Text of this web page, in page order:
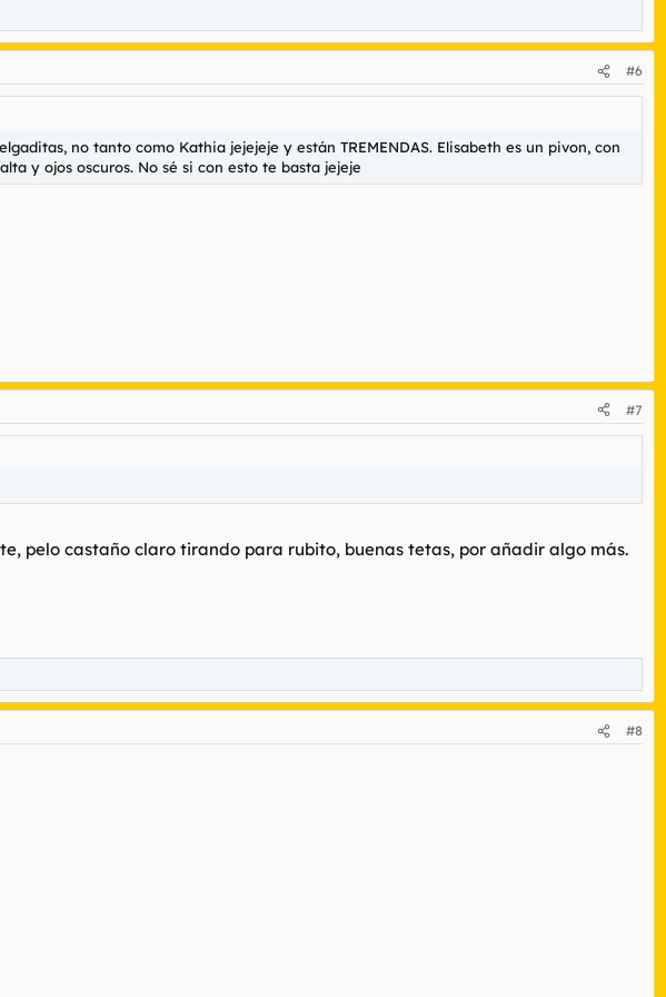
#6
no tanto como Kathia jejejeje y están TREMENDAS. Elisabeth es un pivon, con
y ojos oscuros. No sé si con esto te basta jejeje
#7
pelo castaño claro tirando para rubito, buenas tetas, por añadir algo más.
#8